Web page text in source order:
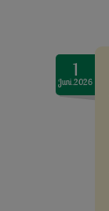
1
Juni.2026